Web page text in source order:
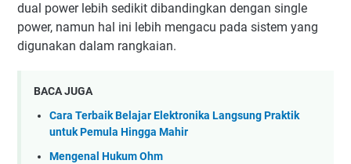
dual power lebih sedikit dibandingkan dengan single
power, namun hal ini lebih mengacu pada sistem yang
digunakan dalam rangkaian.
BACA JUGA
Cara Terbaik Belajar Elektronika Langsung Praktik
untuk Pemula Hingga Mahir
Mengenal Hukum Ohm